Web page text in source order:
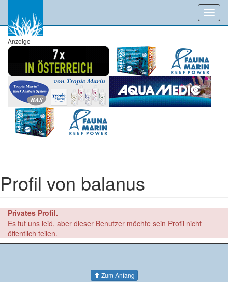
Anzeige
Profil von balanus
Privates Profil.
Es tut uns leid, aber dieser Benutzer möchte sein Profil nicht
öffentlich teilen.
Zum Anfang